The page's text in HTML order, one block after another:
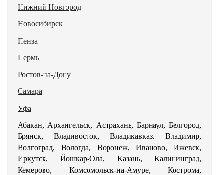
Нижний Новгород
Новосибирск
Пенза
Пермь
Ростов-на-Дону
Самара
Уфа
Абакан, Архангельск, Астрахань, Барнаул, Белгород,
Брянск, Владивосток, Владикавказ, Владимир,
Волгоград, Вологда, Воронеж, Иваново, Ижевск,
Иркутск, Йошкар-Ола, Казань, Калининград,
Кемерово, Комсомольск-на-Амуре, Кострома,